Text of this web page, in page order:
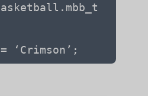
= ‘Crimson’;